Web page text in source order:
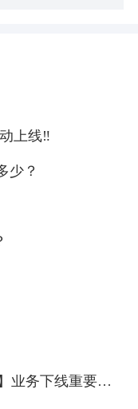
上线‼
少？
业务下线重要通